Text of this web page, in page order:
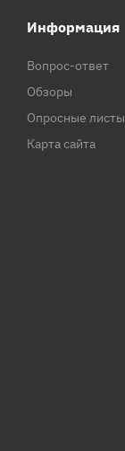
Информация
Вопрос-ответ
Обзоры
Опросные листы
Карта сайта